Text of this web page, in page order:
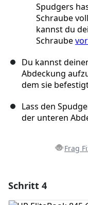
Spudgers
Schraube
kannst du
Schraube
Du kannst
Abdeckung
dem sie
Lass den
der unteren
Frag
Schritt 4